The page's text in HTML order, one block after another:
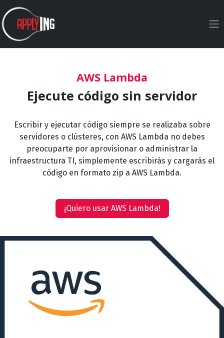
Ir al contenido
AWS Lambda
Ejecute código sin servidor
Escribir y ejecutar código siempre se realizaba sobre
servidores o clústeres, con AWS Lambda no debes
preocuparte por aprovisionar o administrar la
infraestructura TI, simplemente escribirás y cargarás el
código en formato zip a AWS Lambda.
¡Quiero usar AWS Lambda!